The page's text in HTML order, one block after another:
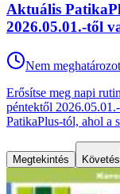
Aktuális
2026.05.01.-től
Nem
Erősítse meg napi
péntektől
PatikaPlus-tól, ahol a
Megtekintés Követés